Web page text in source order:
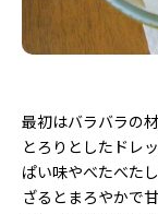
最初はバラバラの
とろりとしたドレ
ぱい味やべたべた
ざるとまろやかで